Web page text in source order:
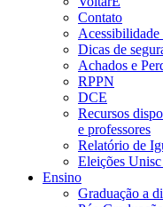
Contato
Acessibilidade
Dicas de
Achados e
RPPN
DCE
Recursos
e professores
Relatório de
Eleições
Ensino
Graduação a